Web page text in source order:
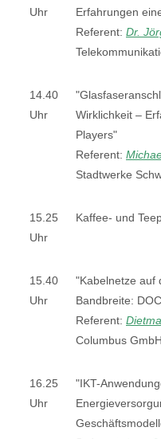
Uhr
Erfahrungen
Referent: Dr.
14.40
Uhr
Wirklichkeit –
Players"
Referent:
Stadtwerke
15.25
Uhr
Kaffee- und
15.40
Uhr
"Kabelnetze auf
Bandbreite:
Referent:
Columbus GmbH
16.25
Uhr
"IKT-